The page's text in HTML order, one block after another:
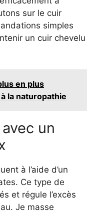
sur le cuir
simples
un cuir chevelu
en plus
la naturopathie
un
à l’aide d’un
Ce type de
et régule l’excès
Je masse